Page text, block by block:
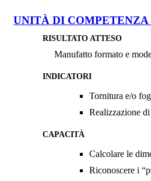
UNITÀ DI COMPETENZA
RISULTATO ATTESO
Manufatto formato e
INDICATORI
Tornitura e/o
Realizzazione
CAPACITÀ
Calcolare le
Riconoscere i